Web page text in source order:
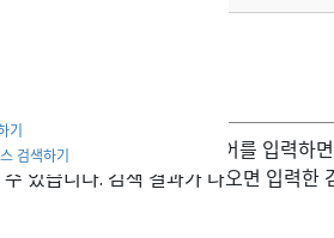
용 방법
의 문자 입력 필드에 검색어를 입력하
수 있습니다. 검색 결과가 나오면 입력한
기
검색하기